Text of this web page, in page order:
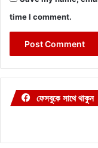
time I comment.
ফেসবুকে সাথে থাকুন